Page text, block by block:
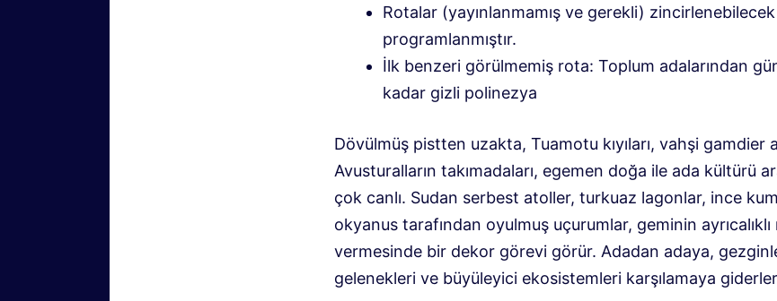
Rotalar (yayınlanmamış ve gerekli)
programlanmıştır.
İlk benzeri görülmemiş rota: Toplum adalarından
kadar gizli polinezya
Dövülmüş pistten uzakta, Tuamotu kıyıları, vahşi gamdier
Avusturalların takımadaları, egemen doğa ile ada kültürü
çok canlı. Sudan serbest atoller, turkuaz lagonlar, ince
okyanus tarafından oyulmuş uçurumlar, geminin ayrıcalıklı
vermesinde bir dekor görevi görür. Adadan adaya,
gelenekleri ve büyüleyici ekosistemleri karşılamaya